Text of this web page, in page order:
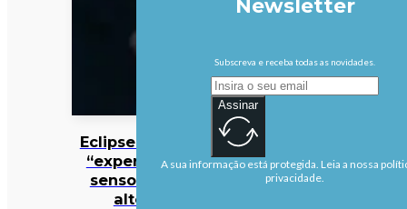
Eclipse solar é
“experiência
sensorial” e
altera
Newsletter
Subscreva e receba todas as novidades.
Assinar
A sua informação está protegida. Leia a nossa
privacidade.